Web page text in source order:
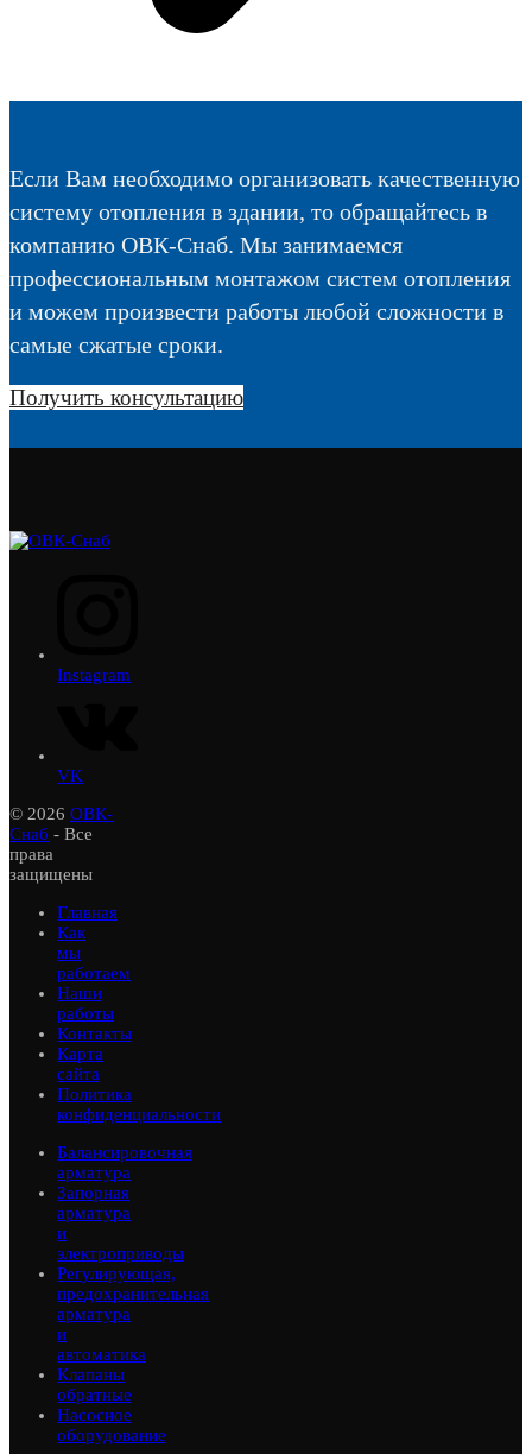
Если Вам необходимо организовать качественную
систему отопления в здании, то обращайтесь в
компанию ОВК-Снаб. Мы занимаемся
профессиональным монтажом систем отопления
и можем произвести работы любой сложности в
самые сжатые сроки.
Получить консультацию
Instagram
VK
© 2026 ОВК-
Снаб - Все
права
защищены
Главная
Как
мы
работаем
Наши
работы
Контакты
Карта
сайта
Политика
конфиденциальности
Балансировочная
арматура
Запорная
арматура
и
электроприводы
Регулирующая,
предохранительная
арматура
и
автоматика
Клапаны
обратные
Насосное
оборудование